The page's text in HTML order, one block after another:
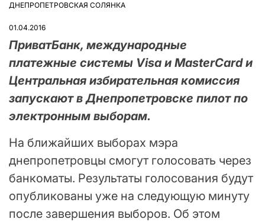
ОПУБЛІКУВАТИ
ДНЕПРОПЕТРОВСКАЯ СОЛЯНКА
01.04.2016
ПриватБанк, международные
платежные системы Visa и MasterCard и
Центральная избирательная комиссия
запускают в Днепропетровске пилот по
электронным выборам.
На ближайших выборах мэра
днепропетровцы смогут голосовать через
банкоматы. Результаты голосования будут
опубликованы уже на следующую минуту
после завершения выборов. Об этом